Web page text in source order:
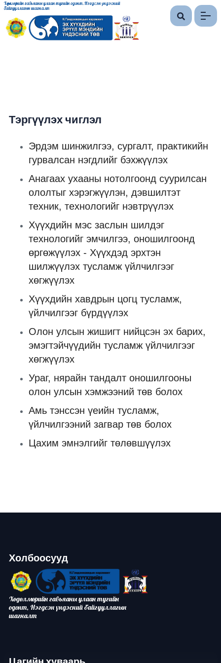
Хөдөлмөрийн гавьяаны улаан тугийн одонт, Нэгдсэн үндэсний
байгууллагын шагналт
Тэргүүлэх чиглэл
Эрдэм шинжилгээ, сургалт, практикийн
гурвалсан нэгдлийг бэхжүүлэх
Анагаах ухааны нотолгоонд суурилсан
ололтыг хэрэгжүүлэн, дэвшилтэт
техник, технологийг нэвтрүүлэх
Хүүхдийн мэс заслын шилдэг
технологийг эмчилгээ, оношилгоонд
өргөжүүлэх - Хүүхдэд эрхтэн
шилжүүлэх тусламж үйлчилгээг
хөгжүүлэх
Хүүхдийн хавдрын цогц тусламж,
үйлчилгээг бүрдүүлэх
Олон улсын жишигт нийцсэн эх барих,
эмэгтэйчүүдийн тусламж үйлчилгээг
хөгжүүлэх
Ураг, нярайн тандалт оношилгооны
олон улсын хэмжээний төв болох
Амь тэнссэн үеийн тусламж,
үйлчилгээний загвар төв болох
Цахим эмнэлгийг төлөвшүүлэх
Холбоосууд
Хөдөлмөрийн гавьяаны улаан тугийн
одонт, Нэгдсэн үндэсний байгууллагын
шагналт